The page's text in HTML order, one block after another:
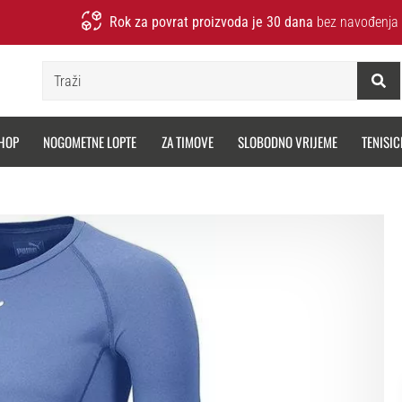
Rok za povrat proizvoda je 30 dana bez
NOGOMETNE LOPTE ZA TIMOVE SLOBODNO VRIJEME